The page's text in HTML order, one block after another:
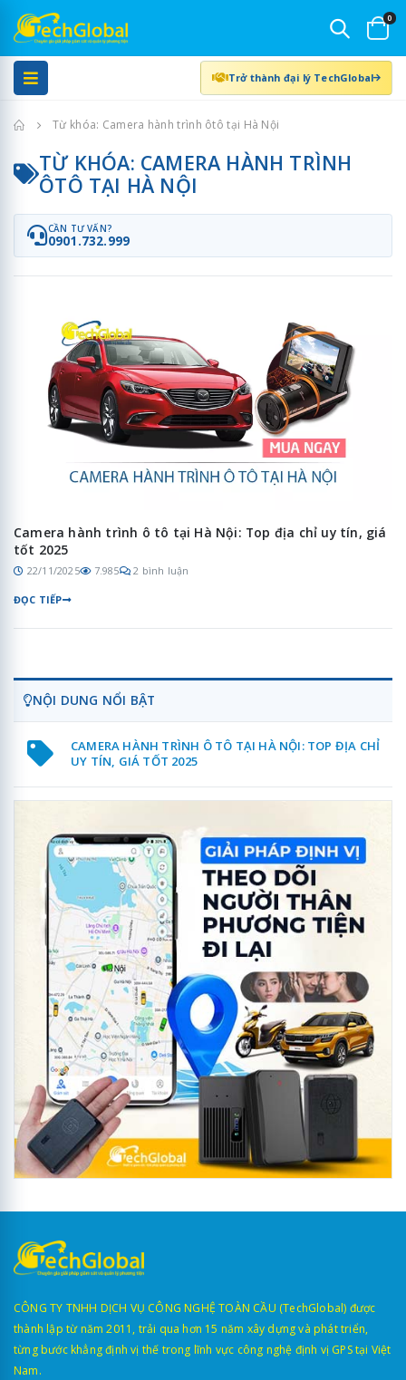
0
Trở thành đại lý TechGlobal
Trang chủTừ khóa: Camera hành trình ôtô tại Hà Nội
TỪ KHÓA: CAMERA HÀNH TRÌNH
ÔTÔ TẠI HÀ NỘI
CẦN TƯ VẤN?
0901.732.999
Camera hành trình ô tô tại Hà Nội: Top địa chỉ uy tín, giá
tốt 2025
22/11/2025 7.985 2 bình luận
ĐỌC TIẾP
NỘI DUNG NỔI BẬT
CAMERA HÀNH TRÌNH Ô TÔ TẠI HÀ NỘI: TOP ĐỊA CHỈ
UY TÍN, GIÁ TỐT 2025
CÔNG TY TNHH DỊCH VỤ CÔNG NGHỆ TOÀN CẦU (TechGlobal) được
thành lập từ năm 2011, trải qua hơn 15 năm xây dựng và phát triển,
từng bước khẳng định vị thế trong lĩnh vực công nghệ định vị GPS tại Việt
Nam.